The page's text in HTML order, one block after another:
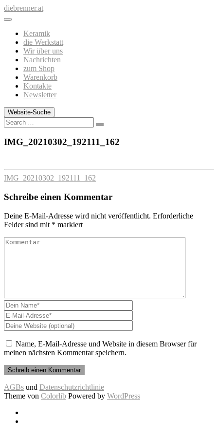
Zum
Inhalt
diebrenner.at
Keramik
die Werkstatt
Wir über uns
Nachrichten
zum Shop
Warenkorb
Kontakte
Newsletter
Website-Suche
Search
IMG_20210302_192111_162
IMG_20210302_192111_162
Schreibe einen Kommentar
Deine E-Mail-Adresse wird nicht veröffentlicht. Erforderliche
Felder sind mit * markiert
Name, E-Mail-Adresse und Website in diesem Browser für
meinen nächsten Kommentar speichern.
AGBs und Datenschutzrichtlinie
Theme von Colorlib Powered by WordPress